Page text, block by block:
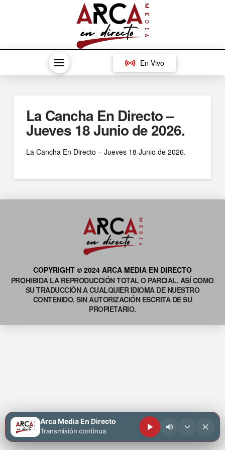
En Vivo
La Cancha En Directo –
Jueves 18 Junio de 2026.
La Cancha En Directo – Jueves 18 Junio de 2026.
COPYRIGHT © 2024 ARCA MEDIA EN DIRECTO
PROHIBIDA LA REPRODUCCIÓN TOTAL O PARCIAL, ASÍ COMO
SU TRADUCCIÓN A CUALQUIER IDIOMA DE NUESTRO
CONTENIDO, SIN AUTORIZACIÓN ESCRITA DE SU
PROPIETARIO.
Arca Media En Directo
Transmisión continua